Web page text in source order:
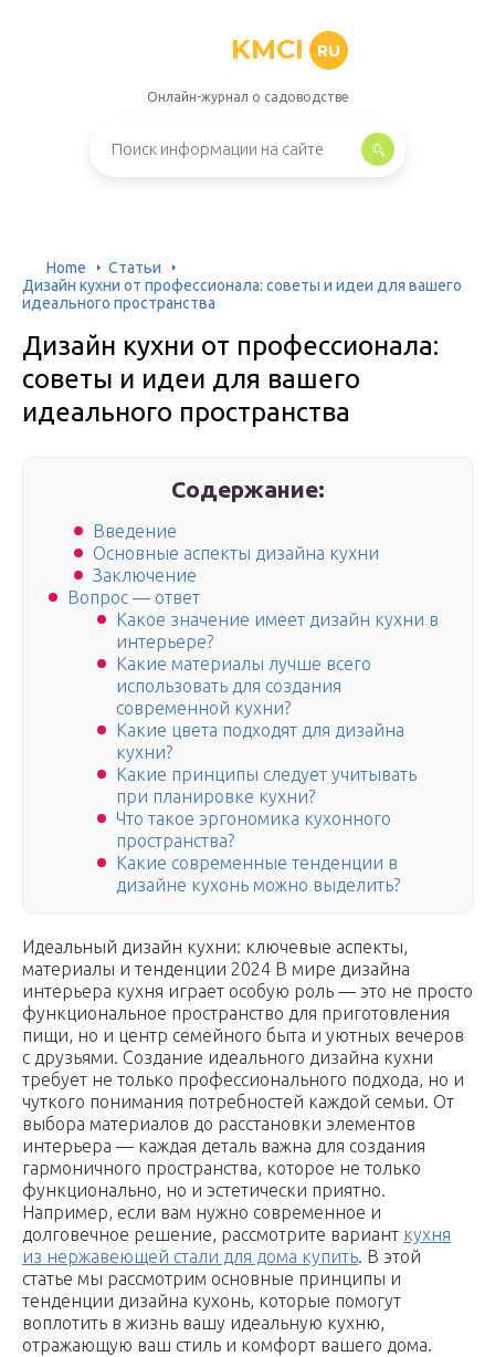
KMCI RU
Онлайн-журнал о садоводстве
Home
Статьи
Дизайн кухни от профессионала: советы и идеи для вашего
идеального пространства
Дизайн кухни от профессионала:
советы и идеи для вашего
идеального пространства
Содержание:
Введение
Основные аспекты дизайна кухни
Заключение
Вопрос — ответ
Какое значение имеет дизайн кухни в
интерьере?
Какие материалы лучше всего
использовать для создания
современной кухни?
Какие цвета подходят для дизайна
кухни?
Какие принципы следует учитывать
при планировке кухни?
Что такое эргономика кухонного
пространства?
Какие современные тенденции в
дизайне кухонь можно выделить?
Идеальный дизайн кухни: ключевые аспекты,
материалы и тенденции 2024 В мире дизайна
интерьера кухня играет особую роль — это не просто
функциональное пространство для приготовления
пищи, но и центр семейного быта и уютных вечеров
с друзьями. Создание идеального дизайна кухни
требует не только профессионального подхода, но и
чуткого понимания потребностей каждой семьи. От
выбора материалов до расстановки элементов
интерьера — каждая деталь важна для создания
гармоничного пространства, которое не только
функционально, но и эстетически приятно.
Например, если вам нужно современное и
долговечное решение, рассмотрите вариант кухня
из нержавеющей стали для дома купить. В этой
статье мы рассмотрим основные принципы и
тенденции дизайна кухонь, которые помогут
воплотить в жизнь вашу идеальную кухню,
отражающую ваш стиль и комфорт вашего дома.